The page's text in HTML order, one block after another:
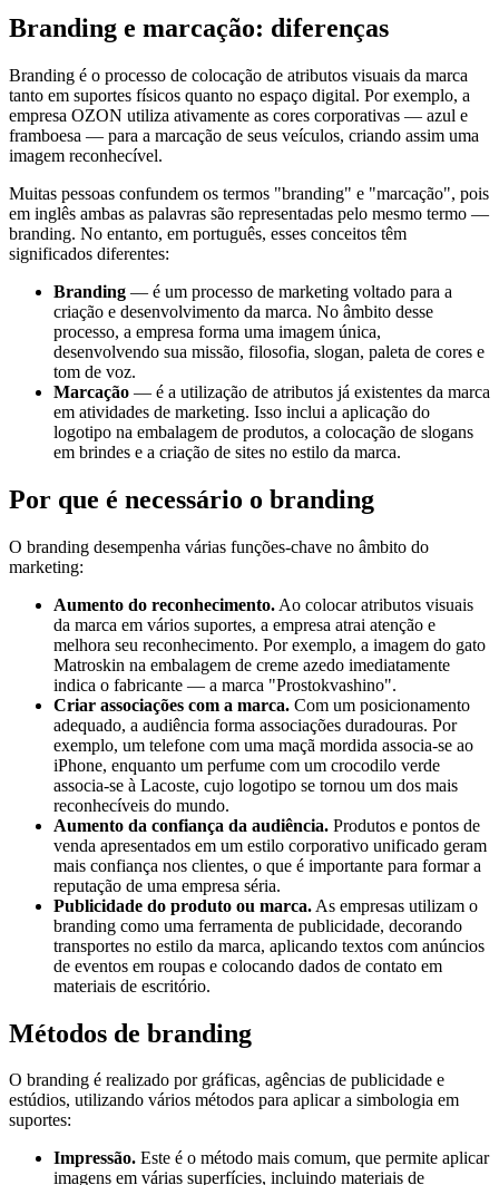
Branding e marcação: diferenças
Branding é o processo de colocação de atributos visuais da marca
tanto em suportes físicos quanto no espaço digital. Por exemplo, a
empresa OZON utiliza ativamente as cores corporativas — azul e
framboesa — para a marcação de seus veículos, criando assim uma
imagem reconhecível.
Muitas pessoas confundem os termos "branding" e "marcação", pois
em inglês ambas as palavras são representadas pelo mesmo termo —
branding. No entanto, em português, esses conceitos têm
significados diferentes:
Branding — é um processo de marketing voltado para a
criação e desenvolvimento da marca. No âmbito desse
processo, a empresa forma uma imagem única,
desenvolvendo sua missão, filosofia, slogan, paleta de cores e
tom de voz.
Marcação — é a utilização de atributos já existentes da marca
em atividades de marketing. Isso inclui a aplicação do
logotipo na embalagem de produtos, a colocação de slogans
em brindes e a criação de sites no estilo da marca.
Por que é necessário o branding
O branding desempenha várias funções-chave no âmbito do
marketing:
Aumento do reconhecimento. Ao colocar atributos visuais
da marca em vários suportes, a empresa atrai atenção e
melhora seu reconhecimento. Por exemplo, a imagem do gato
Matroskin na embalagem de creme azedo imediatamente
indica o fabricante — a marca "Prostokvashino".
Criar associações com a marca. Com um posicionamento
adequado, a audiência forma associações duradouras. Por
exemplo, um telefone com uma maçã mordida associa-se ao
iPhone, enquanto um perfume com um crocodilo verde
associa-se à Lacoste, cujo logotipo se tornou um dos mais
reconhecíveis do mundo.
Aumento da confiança da audiência. Produtos e pontos de
venda apresentados em um estilo corporativo unificado geram
mais confiança nos clientes, o que é importante para formar a
reputação de uma empresa séria.
Publicidade do produto ou marca. As empresas utilizam o
branding como uma ferramenta de publicidade, decorando
transportes no estilo da marca, aplicando textos com anúncios
de eventos em roupas e colocando dados de contato em
materiais de escritório.
Métodos de branding
O branding é realizado por gráficas, agências de publicidade e
estúdios, utilizando vários métodos para aplicar a simbologia em
suportes:
Impressão. Este é o método mais comum, que permite aplicar
imagens em várias superfícies, incluindo materiais de